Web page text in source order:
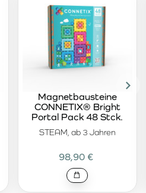
STEAM, ab 3 Jahren
Magnetbausteine
CONNETIX® Bright
Portal Pack 48 Stck.
98,90 €